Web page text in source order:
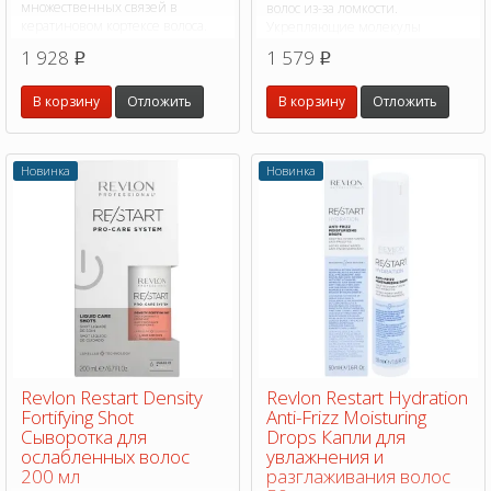
множественных связей в
Увлажняет и питает волосы.
1 928 p
В корзину Отложить
волос из-за ломкости.
оптимизирует взаимодействие
множественных связей в
кератиновом кортексе волоса.
1 579 p
В корзину Отложить
Новинка
Revlon Restart Density
Fortifying Shot
Сыворотка для
ослабленных волос
200 мл
Новинка
Revlon Restart Hydration
Anti-Frizz Moisturing
Drops Капли для
увлажнения и
разглаживания волос